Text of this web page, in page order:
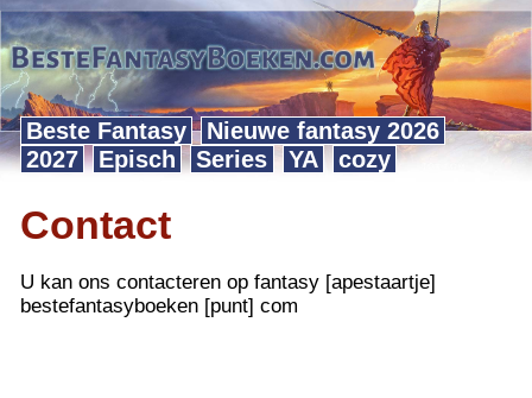
Beste Fantasy
Nieuwe fantasy 2026
2027
Episch Series YA cozy
Contact
U kan ons contacteren op fantasy [apestaartje]
bestefantasyboeken [punt] com